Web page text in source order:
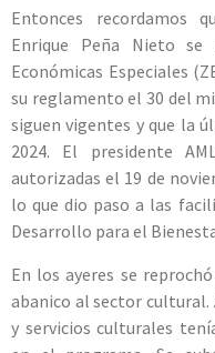
Entonces recordamos
Enrique Peña Nieto se
Económicas Especiales
su reglamento el 30 del
siguen vigentes y que la
2024. El presidente
autorizadas el 19 de
lo que dio paso a las
Desarrollo para el
En los ayeres se
abanico al sector cultural.
y servicios culturales